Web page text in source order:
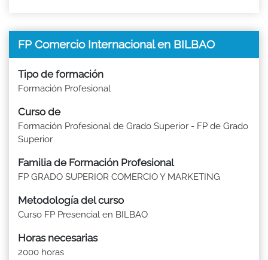
FP Comercio Internacional en BILBAO
Tipo de formación
Formación Profesional
Curso de
Formación Profesional de Grado Superior - FP de Grado
Superior
Familia de Formación Profesional
FP GRADO SUPERIOR COMERCIO Y MARKETING
Metodología del curso
Curso FP Presencial en BILBAO
Horas necesarias
2000 horas